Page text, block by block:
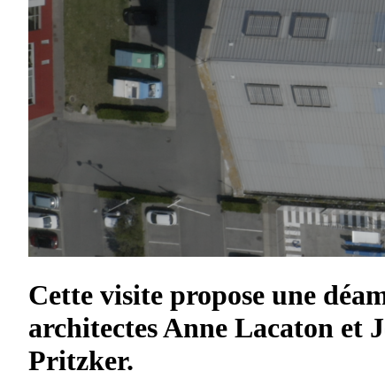
Cette visite propose une
architectes Anne Lacaton et
Pritzker.